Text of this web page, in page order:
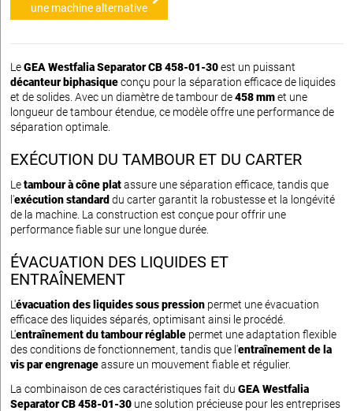
une machine alternative
LeGEA Westfalia Separator CB 458-01-30est un puissant
décanteur biphasiqueconçu pour la séparation efficace de liquides
et de solides. Avec un diamètre de tambour de458 mmet une
longueur de tambour étendue, ce modèle offre une performance de
séparation optimale.
EXÉCUTION DU TAMBOUR ET DU CARTER
Letambour à cône platassure une séparation efficace, tandis que
l'exécution standard du carter garantit la robustesse et la longévité
de la machine. La construction est conçue pour offrir une
performance fiable sur une longue durée.
ÉVACUATION DES LIQUIDES ET
ENTRAÎNEMENT
L'évacuation des liquides sous pression permet une évacuation
efficace des liquides séparés, optimisant ainsi le procédé.
L'entraînement du tambour réglable permet une adaptation flexible
des conditions de fonctionnement, tandis que l'entraînement de la
vis par engrenageassure un mouvement fiable et régulier.
La combinaison de ces caractéristiques fait du GEA Westfalia
Separator CB 458-01-30 une solution précieuse pour les entreprises